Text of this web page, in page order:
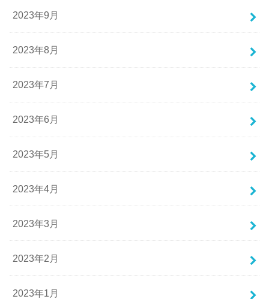
2023年9月
2023年8月
2023年7月
2023年6月
2023年5月
2023年4月
2023年3月
2023年2月
2023年1月